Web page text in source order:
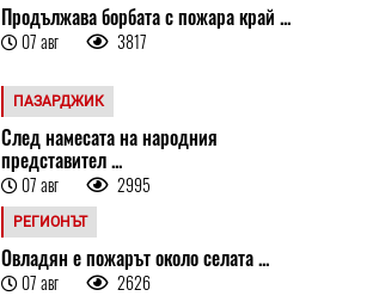
Продължава борбата с пожара край ...
07 авг 3817
ПАЗАРДЖИК
След намесата на народния
представител ...
07 авг 2995
РЕГИОНЪТ
Овладян е пожарът около селата ...
07 авг 2626